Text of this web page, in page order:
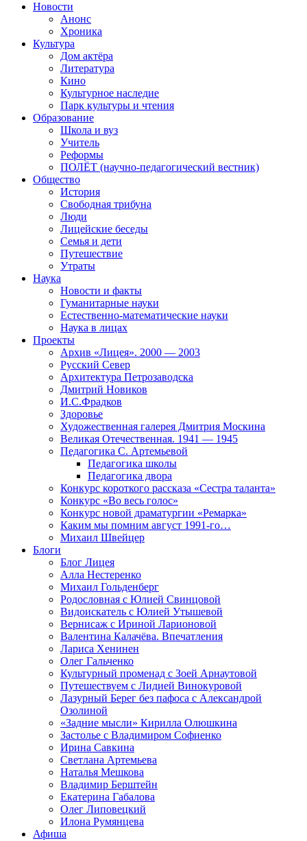
Новости
Анонс
Хроника
Культура
Дом актёра
Литература
Кино
Культурное наследие
Парк культуры и чтения
Образование
Школа и вуз
Учитель
Реформы
ПОЛЁТ (научно-педагогический вестник)
Общество
История
Свободная трибуна
Люди
Лицейские беседы
Семья и дети
Путешествие
Утраты
Наука
Новости и факты
Гуманитарные науки
Естественно-математические науки
Наука в лицах
Проекты
Архив «Лицея». 2000 — 2003
Русский Север
Архитектура Петрозаводска
Дмитрий Новиков
И.С.Фрадков
Здоровье
Художественная галерея Дмитрия Москина
Великая Отечественная. 1941 — 1945
Педагогика С. Артемьевой
Педагогика школы
Педагогика двора
Конкурс короткого рассказа «Сестра таланта»
Конкурс «Во весь голос»
Конкурс новой драматургии «Ремарка»
Каким мы помним август 1991-го…
Михаил Швейцер
Блоги
Блог Лицея
Алла Нестеренко
Михаил Гольденберг
Родословная с Юлией Свинцовой
Видоискатель с Юлией Утышевой
Вернисаж с Ириной Ларионовой
Валентина Калачёва. Впечатления
Лариса Хенинен
Олег Гальченко
Культурный променад с Зоей Арнаутовой
Путешествуем с Лидией Винокуровой
Лазурный Берег без пафоса с Александрой
Озолиной
«Задние мысли» Кирилла Олюшкина
Застолье с Владимиром Софиенко
Ирина Савкина
Светлана Артемьева
Наталья Мешкова
Владимир Берштейн
Екатерина Габалова
Олег Липовецкий
Илона Румянцева
Афиша